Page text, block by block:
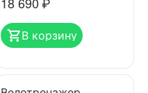
В корзину